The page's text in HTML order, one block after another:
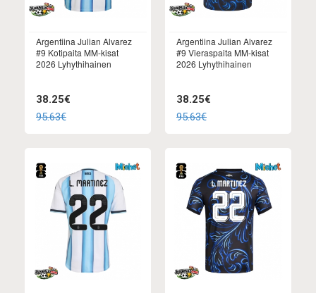
Argentiina Julian Alvarez
#9 Kotipaita MM-kisat
2026 Lyhythihainen
38.25€
95.63€
Argentiina Julian Alvarez
#9 Vieraspaita MM-kisat
2026 Lyhythihainen
38.25€
95.63€